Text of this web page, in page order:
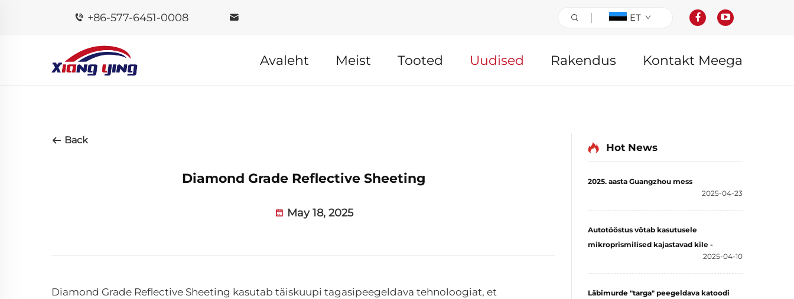
+86-577-6451-0008 ET
Avaleht Meist Tooted Uudised Rakendus Kontakt Meega
Back
Diamond Grade Reflective Sheeting
May 18, 2025
Diamond Grade Reflective Sheeting kasutab täiskuupi tagasipeegeldava tehnoloogiat, et
Hot News
2025. aasta Guangzhou mess
2025-04-23
Autotööstus võtab kasutusele
mikroprismilised kajastavad kile -
2025-04-10
Läbimurde "targa" peegeldava katoodi